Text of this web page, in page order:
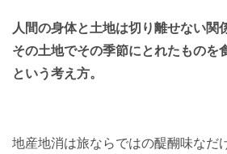
人間の身体と土地は切り離せない関
その土地でその季節にとれたものを
という考え方。
地産地消は旅ならではの醍醐味なだ